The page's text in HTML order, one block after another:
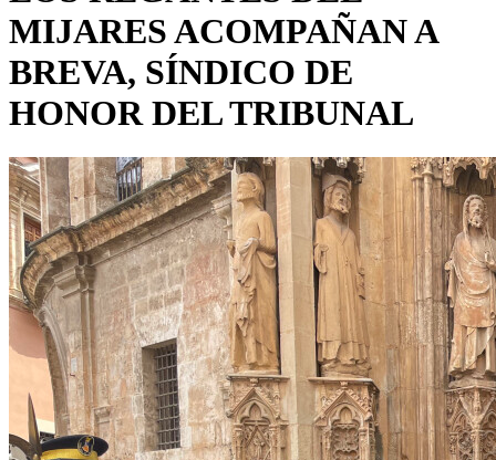
MIJARES ACOMPAÑAN A
BREVA, SÍNDICO DE
HONOR DEL TRIBUNAL